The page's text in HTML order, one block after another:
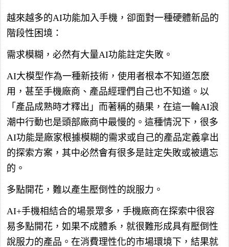
越來越多的AI功能加入手機，卻面對一種硬體新品的
階段性困境：
需求模糊，必然有大量AI功能註定失敗。
AI大模型作為一種新技術，使用者根本不知道怎麽
用，甚至手機廠商、產品經理們自己也不知道。以
「產品成熟時才釋出」而著稱的蘋果，在這一輪AI浪
潮中行動也是頭部廠商中最慢的。這種情況下，很多
AI功能是廠家根據模糊的需求或自己的產品定義拿出
的探索方案，其中必然會有很多是註定失敗或被遺忘
的。
多點開花，難以產生壓倒性的說服力。
AI+手機相結合的場景眾多，手機廠商在探索中很容
易多點開花，如果不成體系，就很難形成具有壓倒性
說服力的產品。在消費理性化的市場環境下，結果就